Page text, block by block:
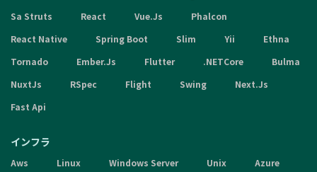
Sa Struts
React Vue.Js
Phalcon
React Native
Spring Boot Slim Yii
Ethna
Tornado
Ember.Js Flutter .NETCore
Bulma
NuxtJs
RSpec Flight Swing
Next.Js
Fast Api
インフラ
Aws Linux Windows Server Unix
Azure